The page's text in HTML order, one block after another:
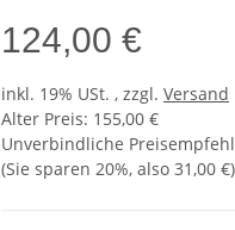
124,00 €
inkl. 19% USt. , zzgl. Versand
Alter Preis: 155,00 €
Unverbindliche
(Sie sparen 20%, also 31,00 €)